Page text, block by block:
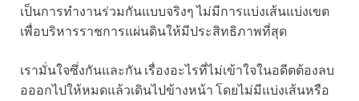
เป็นการทำงานร่วมกันแบบจริงๆ ไม่มีการแบ่งเส้นแบ่งเขต
เพื่อบริหารราชการแผ่นดินให้มีประสิทธิภาพที่สุด
เรามั่นใจซึ่งกันและกัน เรื่องอะไรที่ไม่เข้าใจในอดีตต้องลบ
อออกไปให้หมดแล้วเดินไปข้างหน้า โดยไม่มีแบ่งเส้นหรือ